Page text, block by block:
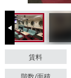
Previous
賃料
階数/面積